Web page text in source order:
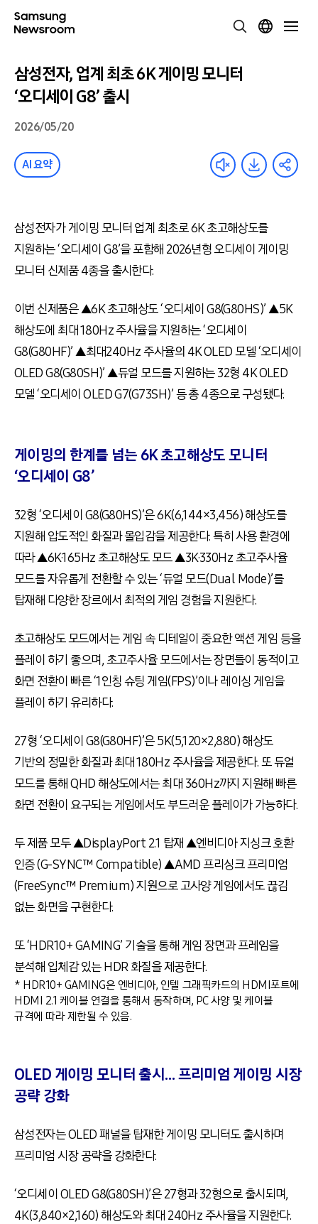
삼성전자, 업계 최초 6K 게이밍 모니터
‘오디세이 G8’ 출시
2026/05/20
AI 요약
삼성전자가 게이밍 모니터 업계 최초로 6K 초고해상도를
지원하는 ‘오디세이 G8’을 포함해 2026년형 오디세이 게이밍
모니터 신제품 4종을 출시한다.
이번 신제품은 ▲6K 초고해상도 ‘오디세이 G8(G80HS)’ ▲5K
해상도에 최대 180Hz 주사율을 지원하는 ‘오디세이
G8(G80HF)’ ▲최대240Hz 주사율의 4K OLED 모델 ‘오디세이
OLED G8(G80SH)’ ▲듀얼 모드를 지원하는 32형 4K OLED
모델 ‘오디세이 OLED G7(G73SH)’ 등 총 4종으로 구성됐다.
게이밍의 한계를 넘는 6K 초고해상도 모니터
‘오디세이 G8’
32형 ‘오디세이 G8(G80HS)’은 6K(6,144×3,456) 해상도를
지원해 압도적인 화질과 몰입감을 제공한다. 특히 사용 환경에
따라 ▲6K·165Hz 초고해상도 모드 ▲3K·330Hz 초고주사율
모드를 자유롭게 전환할 수 있는 ‘듀얼 모드(Dual Mode)’를
탑재해 다양한 장르에서 최적의 게임 경험을 지원한다.
초고해상도 모드에서는 게임 속 디테일이 중요한 액션 게임 등을
플레이 하기 좋으며, 초고주사율 모드에서는 장면들이 동적이고
화면 전환이 빠른 ‘1인칭 슈팅 게임(FPS)’이나 레이싱 게임을
플레이 하기 유리하다.
27형 ‘오디세이 G8(G80HF)’은 5K(5,120×2,880) 해상도
기반의 정밀한 화질과 최대 180Hz 주사율을 제공한다. 또 듀얼
모드를 통해 QHD 해상도에서는 최대 360Hz까지 지원해 빠른
화면 전환이 요구되는 게임에서도 부드러운 플레이가 가능하다.
두 제품 모두 ▲DisplayPort 2.1 탑재 ▲엔비디아 지싱크 호환
인증 (G-SYNC™ Compatible) ▲AMD 프리싱크 프리미엄
(FreeSync™ Premium) 지원으로 고사양 게임에서도 끊김
없는 화면을 구현한다.
또 ‘HDR10+ GAMING’ 기술을 통해 게임 장면과 프레임을
분석해 입체감 있는 HDR 화질을 제공한다.
* HDR10+ GAMING은 엔비디아, 인텔 그래픽카드의 HDMI포트에
HDMI 2.1 케이블 연결을 통해서 동작하며, PC 사양 및 케이블
규격에 따라 제한될 수 있음.
OLED 게이밍 모니터 출시… 프리미엄 게이밍 시장
공략 강화
삼성전자는 OLED 패널을 탑재한 게이밍 모니터도 출시하며
프리미엄 시장 공략을 강화한다.
‘오디세이 OLED G8(G80SH)’은 27형과 32형으로 출시되며,
4K(3,840×2,160) 해상도와 최대 240Hz 주사율을 지원한다.